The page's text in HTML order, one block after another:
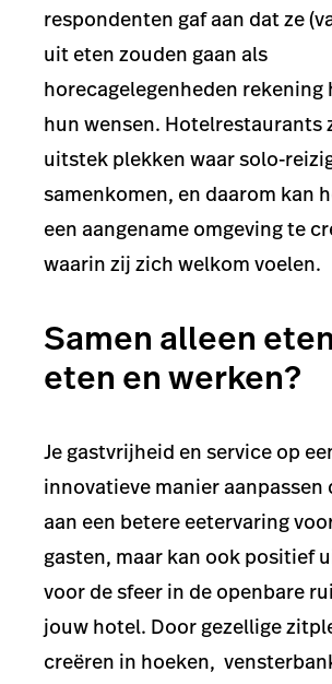
respondenten gaf aan dat ze
uit eten zouden gaan als
horecagelegenheden rekening
hun wensen. Hotelrestaurants
uitstek plekken waar solo-
samenkomen, en daarom kan
een aangename omgeving te
waarin zij zich welkom voelen.
Samen alleen
eten en werken?
Je gastvrijheid en service op
innovatieve manier aanpassen
aan een betere eetervaring
gasten, maar kan ook positief
voor de sfeer in de openbare
jouw hotel. Door gezellige
creëren in hoeken,